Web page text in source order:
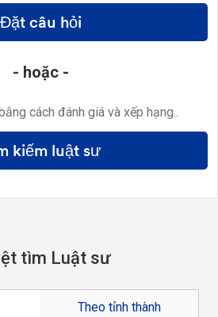
Đặt câu hỏi
- hoặc -
cách đánh giá và xếp hạng..
kiếm luật sư
tìm Luật sư
Theo tỉnh thành